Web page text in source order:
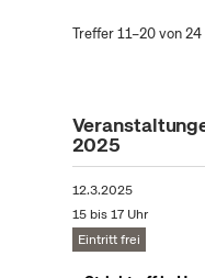
Treffer 11–20 von 24
2025
12.3.2025
15 bis 17 Uhr
Eintritt frei